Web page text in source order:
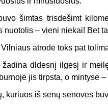
šimtas trisdešimt
nuotolis – vieni niekai! Bet
atrodė toks pat
dldesnį ilgesį ir
jis tirpsta, o mintyse –
kuriuos iš senų senovės